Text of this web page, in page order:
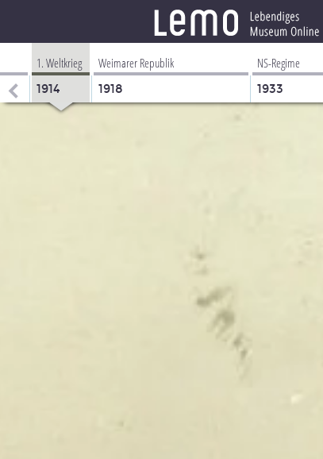
1. Weltkrieg
1914
Weimarer Republik
1918
NS-Regime
1933